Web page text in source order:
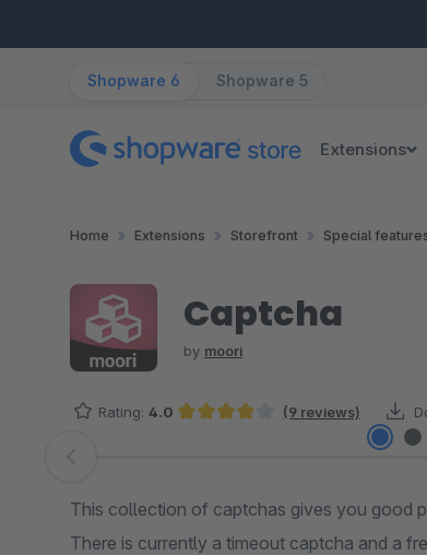
Shopware 6 Shopware 5
Extensions
Home Extensions Storefront Special
Captcha
by moori
Rating: 4.0 (9 reviews)
Skip image gallery
This collection of captchas gives you good
There is currently a timeout captcha and a